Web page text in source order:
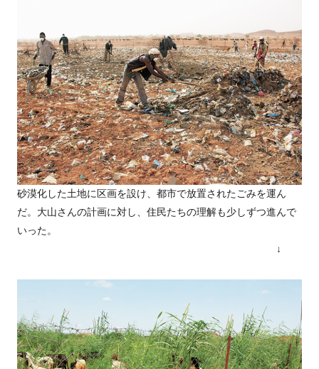
砂漠化した土地に区画を設け、都市で放置されたごみを運ん
だ。大山さんの計画に対し、住民たちの理解も少しずつ進んで
いった。
↓